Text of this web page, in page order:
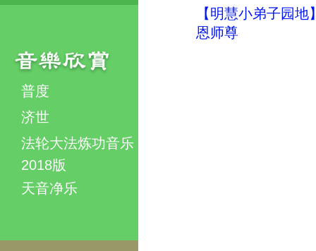
普度
济世
法轮大法炼功音乐
2018版
天音净乐
【明慧小弟子园
恩师尊